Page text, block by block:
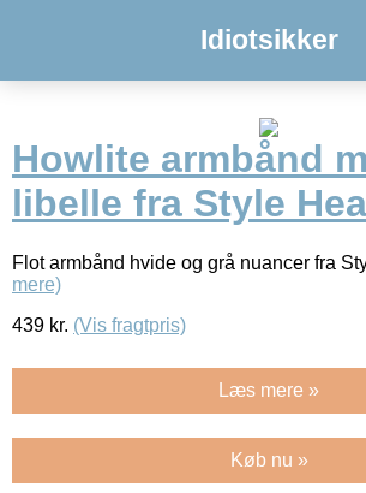
Idiotsikker
Howlite armbånd
libelle fra Style
Flot armbånd hvide og grå nuancer fra
mere)
439 kr. (Vis fragtpris)
Læs mere »
Køb nu »